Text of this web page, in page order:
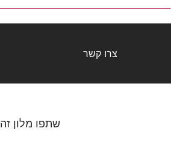
צרו קשר
שתפו מלון זה